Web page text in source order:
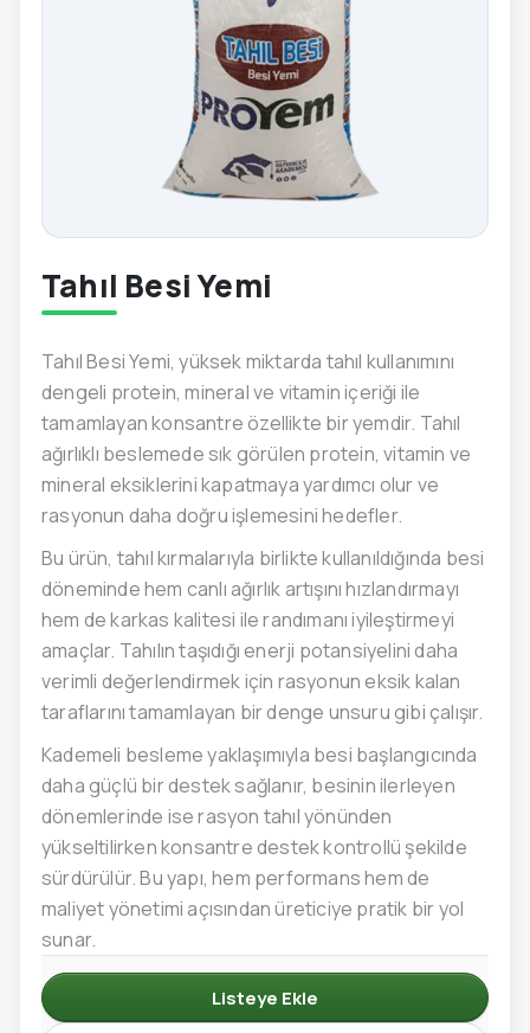
Tahıl Besi Yemi
Tahıl Besi Yemi, yüksek miktarda tahıl kullanımını
dengeli protein, mineral ve vitamin içeriği ile
tamamlayan konsantre özellikte bir yemdir. Tahıl
ağırlıklı beslemede sık görülen protein, vitamin ve
mineral eksiklerini kapatmaya yardımcı olur ve
rasyonun daha doğru işlemesini hedefler.
Bu ürün, tahıl kırmalarıyla birlikte kullanıldığında besi
döneminde hem canlı ağırlık artışını hızlandırmayı
hem de karkas kalitesi ile randımanı iyileştirmeyi
amaçlar. Tahılın taşıdığı enerji potansiyelini daha
verimli değerlendirmek için rasyonun eksik kalan
taraflarını tamamlayan bir denge unsuru gibi çalışır.
Kademeli besleme yaklaşımıyla besi başlangıcında
daha güçlü bir destek sağlanır, besinin ilerleyen
dönemlerinde ise rasyon tahıl yönünden
yükseltilirken konsantre destek kontrollü şekilde
sürdürülür. Bu yapı, hem performans hem de
maliyet yönetimi açısından üreticiye pratik bir yol
sunar.
Listeye Ekle